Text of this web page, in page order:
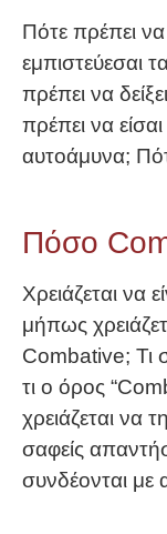
Πότε πρέπει
εμπιστεύεσαι
πρέπει να
πρέπει να
αυτοάμυνα;
Πόσο
Χρειάζεται να
μήπως
Combative; Τι
τι ο όρος
χρειάζεται
σαφείς
συνδέονται με